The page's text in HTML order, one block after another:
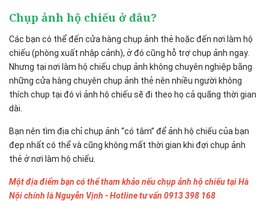
Chụp ảnh hộ chiếu ở đâu?
Các bạn có thể đến cửa hàng chụp ảnh thẻ hoặc đến nơi làm hộ
chiếu (phòng xuất nhập cảnh), ở đó cũng hỗ trợ chụp ảnh ngay.
Nhưng tại nơi làm hộ chiếu chụp ảnh không chuyên nghiệp bằng
những cửa hàng chuyên chụp ảnh thẻ nên nhiều người không
thích chụp tại đó vì ảnh hộ chiếu sẽ đi theo họ cả quãng thời gian
dài.
Bạn nên tìm địa chỉ chụp ảnh “có tâm” để ảnh hộ chiếu của bạn
đẹp nhất có thể và cũng không mất thời gian khi đợi chụp ảnh
thẻ ở nơi làm hộ chiếu.
Một địa điểm bạn có thể tham khảo nếu chụp ảnh hộ chiếu tại Hà
Nội chính là Nguyễn Vịnh - Hotline tư vấn 0913 398 168